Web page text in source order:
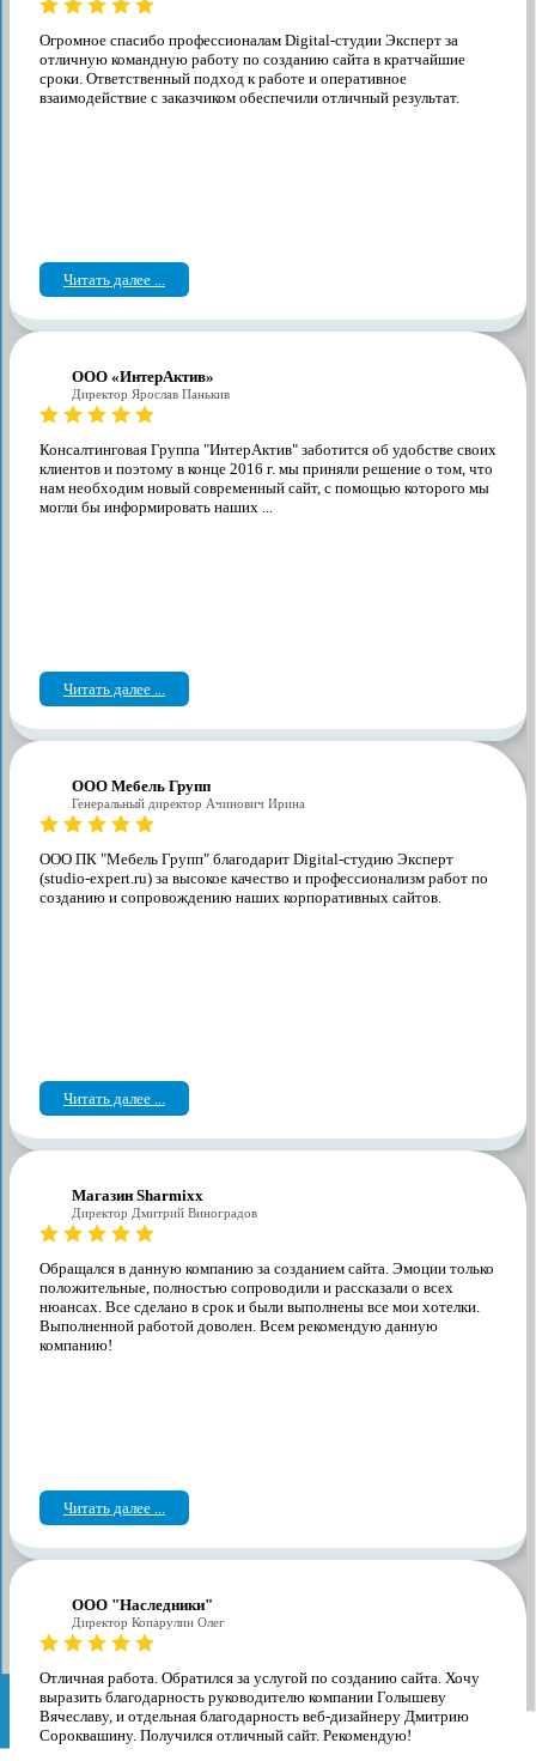
Огромное спасибо профессионалам Digital-студии Эксперт за
отличную командную работу по созданию сайта в кратчайшие
сроки. Ответственный подход к работе и оперативное
взаимодействие с заказчиком обеспечили отличный результат.
Читать далее ...
ООО «ИнтерАктив»
Директор Ярослав Панькив
Консалтинговая Группа "ИнтерАктив" заботится об удобстве своих
клиентов и поэтому в конце 2016 г. мы приняли решение о том, что
нам необходим новый современный сайт, с помощью которого мы
могли бы информировать наших ...
Читать далее ...
ООО Мебель Групп
Генеральный директор Ачинович Ирина
ООО ПК "Мебель Групп" благодарит Digital-студию Эксперт
(studio-expert.ru) за высокое качество и профессионализм работ по
созданию и сопровождению наших корпоративных сайтов.
Читать далее ...
Магазин Sharmixx
Директор Дмитрий Виноградов
Обращался в данную компанию за созданием сайта. Эмоции только
положительные, полностью сопроводили и рассказали о всех
нюансах. Все сделано в срок и были выполнены все мои хотелки.
Выполненной работой доволен. Всем рекомендую данную
компанию!
Читать далее ...
ООО "Наследники"
Директор Копарулин Олег
Отличная работа. Обратился за услугой по созданию сайта. Хочу
выразить благодарность руководителю компании Голышеву
Вячеславу, и отдельная благодарность веб-дизайнеру Дмитрию
Сороквашину. Получился отличный сайт. Рекомендую!